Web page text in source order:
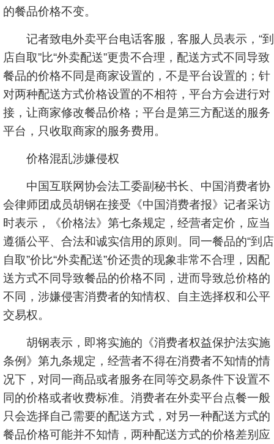
的餐品价格不变。
记者致电外卖平台电话客服，客服人员表示，“到
店自取”比“外卖配送”更贵不合理，配送方式不同导致
餐品的价格不同是商家设置的，不是平台设置的；针
对两种配送方式价格设置的不相符，平台方会进行对
接，让商家修改餐品价格；平台是第三方配送的服务
平台，只收取商家的服务费用。
价格混乱涉嫌侵权
中国互联网协会法工委副秘书长、中国消费者协
会律师团成员胡钢在接受《中国消费者报》记者采访
时表示，《价格法》第七条规定，经营者定价，应当
遵循公平、合法和诚实信用的原则。同一餐品的“到店
自取”价比“外卖配送”价还贵的现象非常不合理，因配
送方式不同导致餐品的价格不同，进而导致总价格的
不同，涉嫌侵害消费者的知情权、自主选择权和公平
交易权。
胡钢表示，即将实施的《消费者权益保护法实施
条例》第九条规定，经营者不得在消费者不知情的情
况下，对同一商品或者服务在同等交易条件下设置不
同的价格或者收费标准。消费者在外卖平台点餐一般
只会选择自己需要的配送方式，对另一种配送方式的
餐品价格可能并不知情，两种配送方式的价格差别应